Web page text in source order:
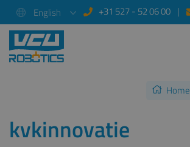
English +31 527 - 52 06 00
Home
kvkinnovatie